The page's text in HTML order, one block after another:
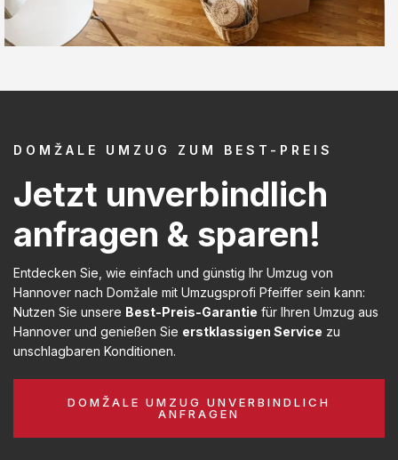
DOMŽALE UMZUG ZUM BEST-PREIS
Jetzt unverbindlich
anfragen & sparen!
Entdecken Sie, wie einfach und günstig Ihr Umzug von
Hannover nach Domžale mit Umzugsprofi Pfeiffer sein kann:
Nutzen Sie unsere Best-Preis-Garantie für Ihren Umzug aus
Hannover und genießen Sie erstklassigen Service zu
unschlagbaren Konditionen.
DOMŽALE UMZUG UNVERBINDLICH
ANFRAGEN